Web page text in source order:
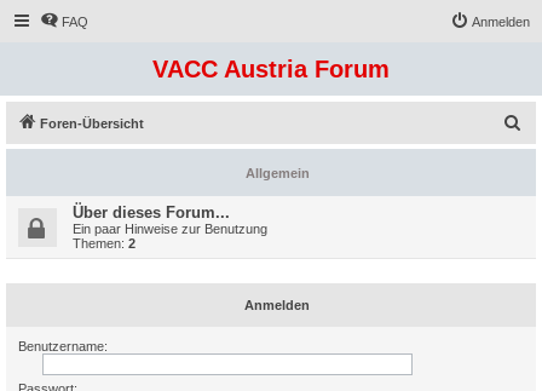
FAQ Anmelden
VACC Austria Forum
Foren-Übersicht
u
Allgemein
Über dieses Forum...
Ein paar Hinweise zur Benutzung
Themen: 2
Anmelden
Benutzername: